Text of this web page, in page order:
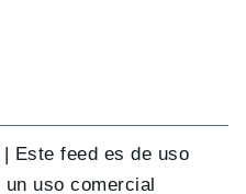
| Este feed es de uso
uso comercial